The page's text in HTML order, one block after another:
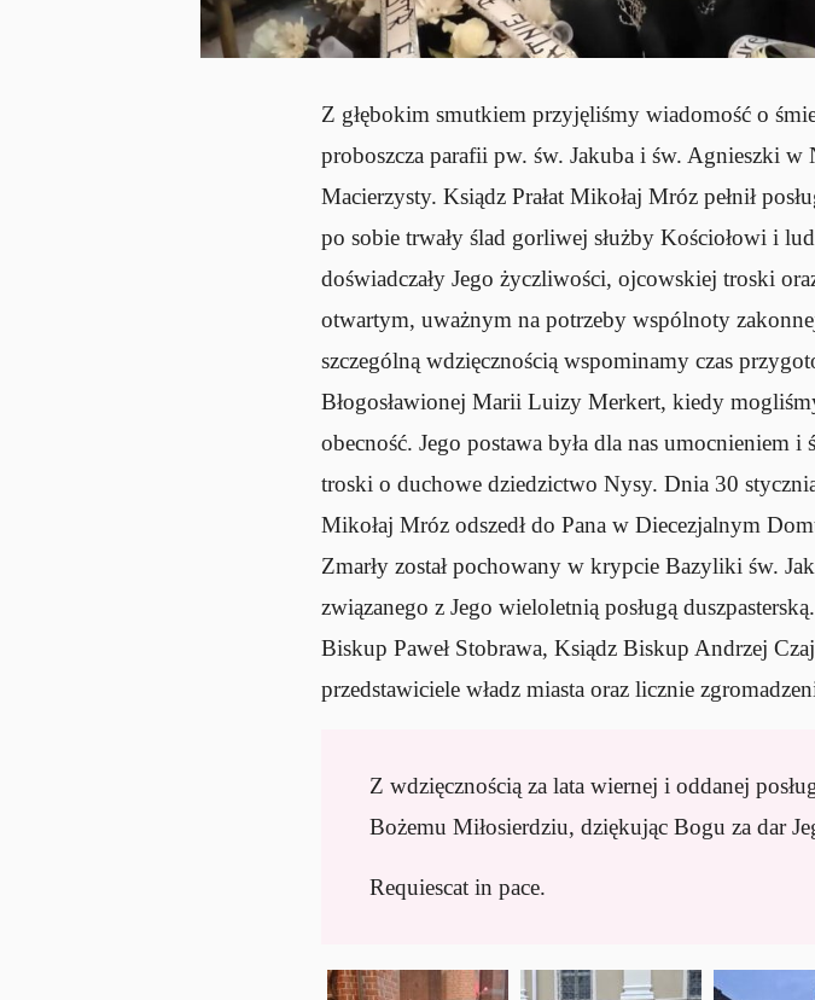
Z głębokim smutkiem przyjęliśmy wiadomość o
proboszcza parafii pw. św. Jakuba i św. Agnieszki
Macierzysty. Ksiądz Prałat Mikołaj Mróz pełnił
po sobie trwały ślad gorliwej służby Kościołowi i
doświadczały Jego życzliwości, ojcowskiej troski
otwartym, uważnym na potrzeby wspólnoty
szczególną wdzięcznością wspominamy czas
Błogosławionej Marii Luizy Merkert, kiedy
obecność. Jego postawa była dla nas umocnieniem
troski o duchowe dziedzictwo Nysy. Dnia 30
Mikołaj Mróz odszedł do Pana w Diecezjalnym
Zmarły został pochowany w krypcie Bazyliki św.
związanego z Jego wieloletnią posługą
Biskup Paweł Stobrawa, Ksiądz Biskup Andrzej
przedstawiciele władz miasta oraz licznie
Z wdzięcznością za lata wiernej i oddanej
Bożemu Miłosierdziu, dziękując Bogu za dar
Requiescat in pace.